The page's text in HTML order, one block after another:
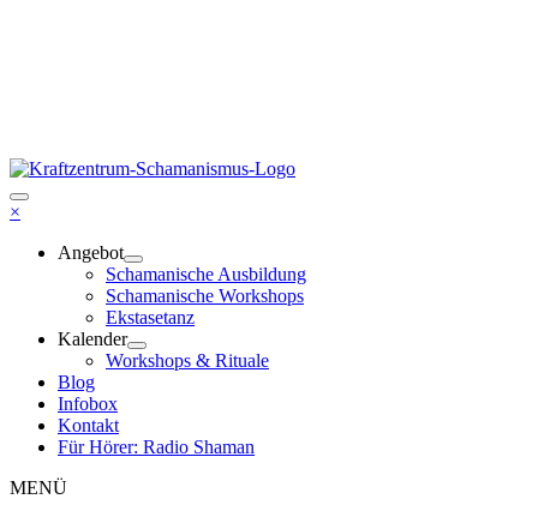
×
Angebot
Schamanische Ausbildung
Schamanische Workshops
Ekstasetanz
Kalender
Workshops & Rituale
Blog
Infobox
Kontakt
Für Hörer: Radio Shaman
MENÜ